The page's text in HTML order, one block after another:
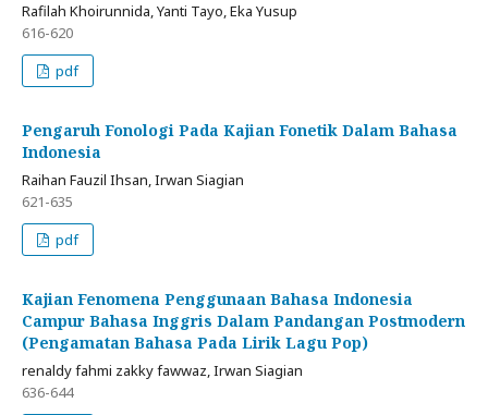
Rafilah Khoirunnida, Yanti Tayo, Eka Yusup
616-620
pdf
Pengaruh Fonologi Pada Kajian Fonetik Dalam Bahasa
Indonesia
Raihan Fauzil Ihsan, Irwan Siagian
621-635
pdf
Kajian Fenomena Penggunaan Bahasa Indonesia
Campur Bahasa Inggris Dalam Pandangan Postmodern
(Pengamatan Bahasa Pada Lirik Lagu Pop)
renaldy fahmi zakky fawwaz, Irwan Siagian
636-644